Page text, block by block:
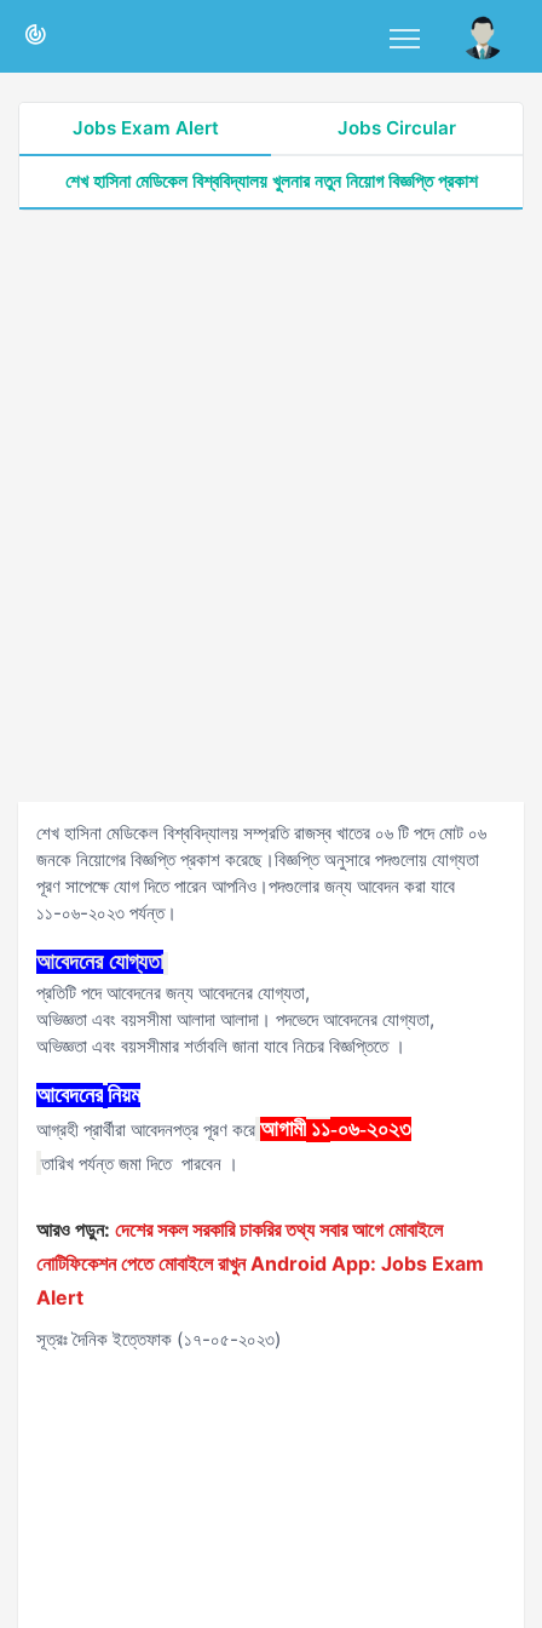
Jobs Exam Alert Jobs Circular
শেখ হাসিনা মেডিকেল বিশ্ববিদ্যালয় খুলনার নতুন নিয়োগ বিজ্ঞপ্তি প্রকাশ
শেখ হাসিনা মেডিকেল বিশ্ববিদ্যালয় সম্প্রতি রাজস্ব খাতের ০৬ টি পদে মোট ০৬
জনকে নিয়োগের বিজ্ঞপ্তি প্রকাশ করেছে।বিজ্ঞপ্তি অনুসারে পদগুলোয় যোগ্যতা
পূরণ সাপেক্ষে যোগ দিতে পারেন আপনিও।পদগুলোর জন্য আবেদন করা যাবে
১১-০৬-২০২৩ পর্যন্ত।
আবেদনের যোগ্যতা
প্রতিটি পদে আবেদনের জন্য আবেদনের যোগ্যতা,
অভিজ্ঞতা এবং বয়সসীমা আলাদা আলাদা। পদভেদে আবেদনের যোগ্যতা,
অভিজ্ঞতা এবং বয়সসীমার শর্তাবলি জানা যাবে নিচের বিজ্ঞপ্তিতে ।
আবেদনের নিয়ম
আগ্রহী প্রার্থীরা আবেদনপত্র পূরণ করে আগামী ১১-০৬-২০২৩
তারিখ পর্যন্ত জমা দিতে পারবেন ।
আরও পড়ুন: দেশের সকল সরকারি চাকরির তথ্য সবার আগে মোবাইলে
নোটিফিকেশন পেতে মোবাইলে রাখুন Android App: Jobs Exam
Alert
সূত্রঃ দৈনিক ইত্তেফাক (১৭-০৫-২০২৩)